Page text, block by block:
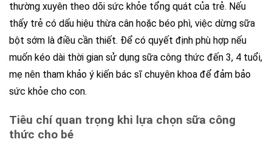
thường xuyên theo dõi sức khỏe tổng quát của trẻ. Nếu
thấy trẻ có dấu hiệu thừa cân hoặc béo phì, việc dừng sữa
bột sớm là điều cần thiết. Để có quyết định phù hợp nếu
muốn kéo dài thời gian sử dụng sữa công thức đến 3, 4 tuổi,
mẹ nên tham khảo ý kiến bác sĩ chuyên khoa để đảm bảo
sức khỏe cho con.
Tiêu chí quan trọng khi lựa chọn sữa công
thức cho bé